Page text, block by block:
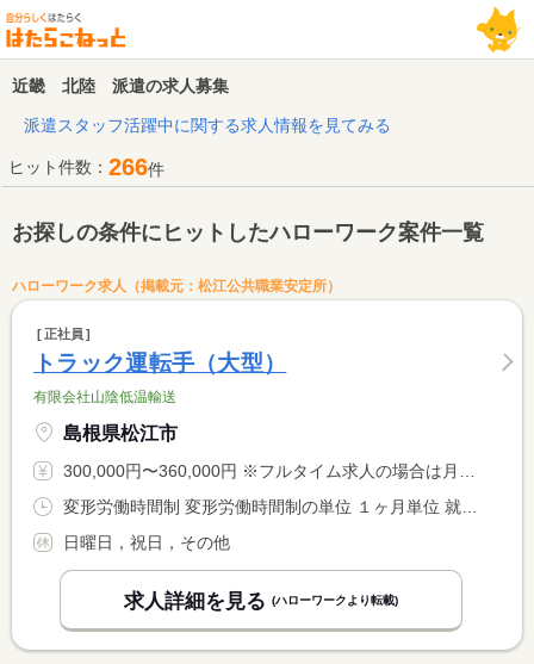
近畿 北陸 派遣の求人募集
派遣スタッフ活躍中に関する求人情報を見てみる
ヒット件数： 266件
お探しの条件にヒットしたハローワーク案件一覧
ハローワーク求人（掲載元：松江公共職業安定所）
正社員
トラック運転手（大型）
有限会社山陰低温輸送
島根県松江市
300,000円〜360,000円 ※フルタイム求人の場合は月額（換算額）、パート求人の場合は時間額を表示しています。
日曜日，祝日，その他
求人詳細を見る (ハローワークより転載)